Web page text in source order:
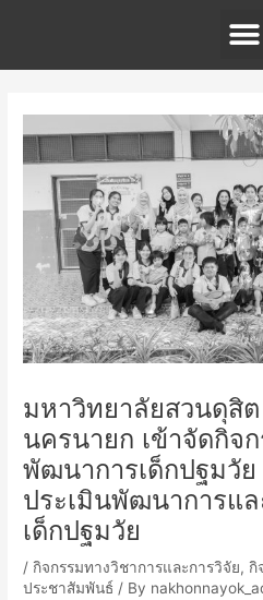
มหาวิทยาลัยสวนดุสิ
นครนายก เข้าจัดกิจ
พัฒนาการเด็กปฐมวัย
ประเมินพัฒนาการแล
เด็กปฐมวัย
/กิจกรรมทางวิชาการและการวิจัย,กิ
ประชาสัมพันธ์ / By